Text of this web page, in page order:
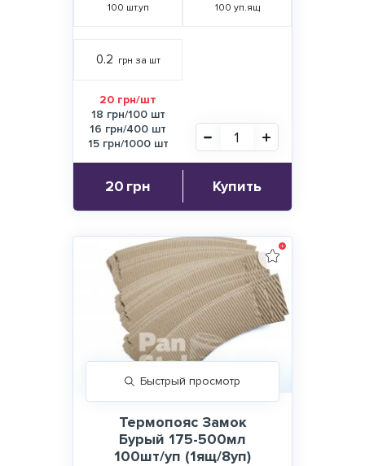
100 шт.уп 100 уп.ящ
0.2 грн за шт
20 грн/шт
18 грн/100 шт
16 грн/400 шт
15 грн/1000 шт
20 грн Купить
Быстрый просмотр
Термопояс Замок
Бурый 175-500мл
100шт/уп (1ящ/8уп)